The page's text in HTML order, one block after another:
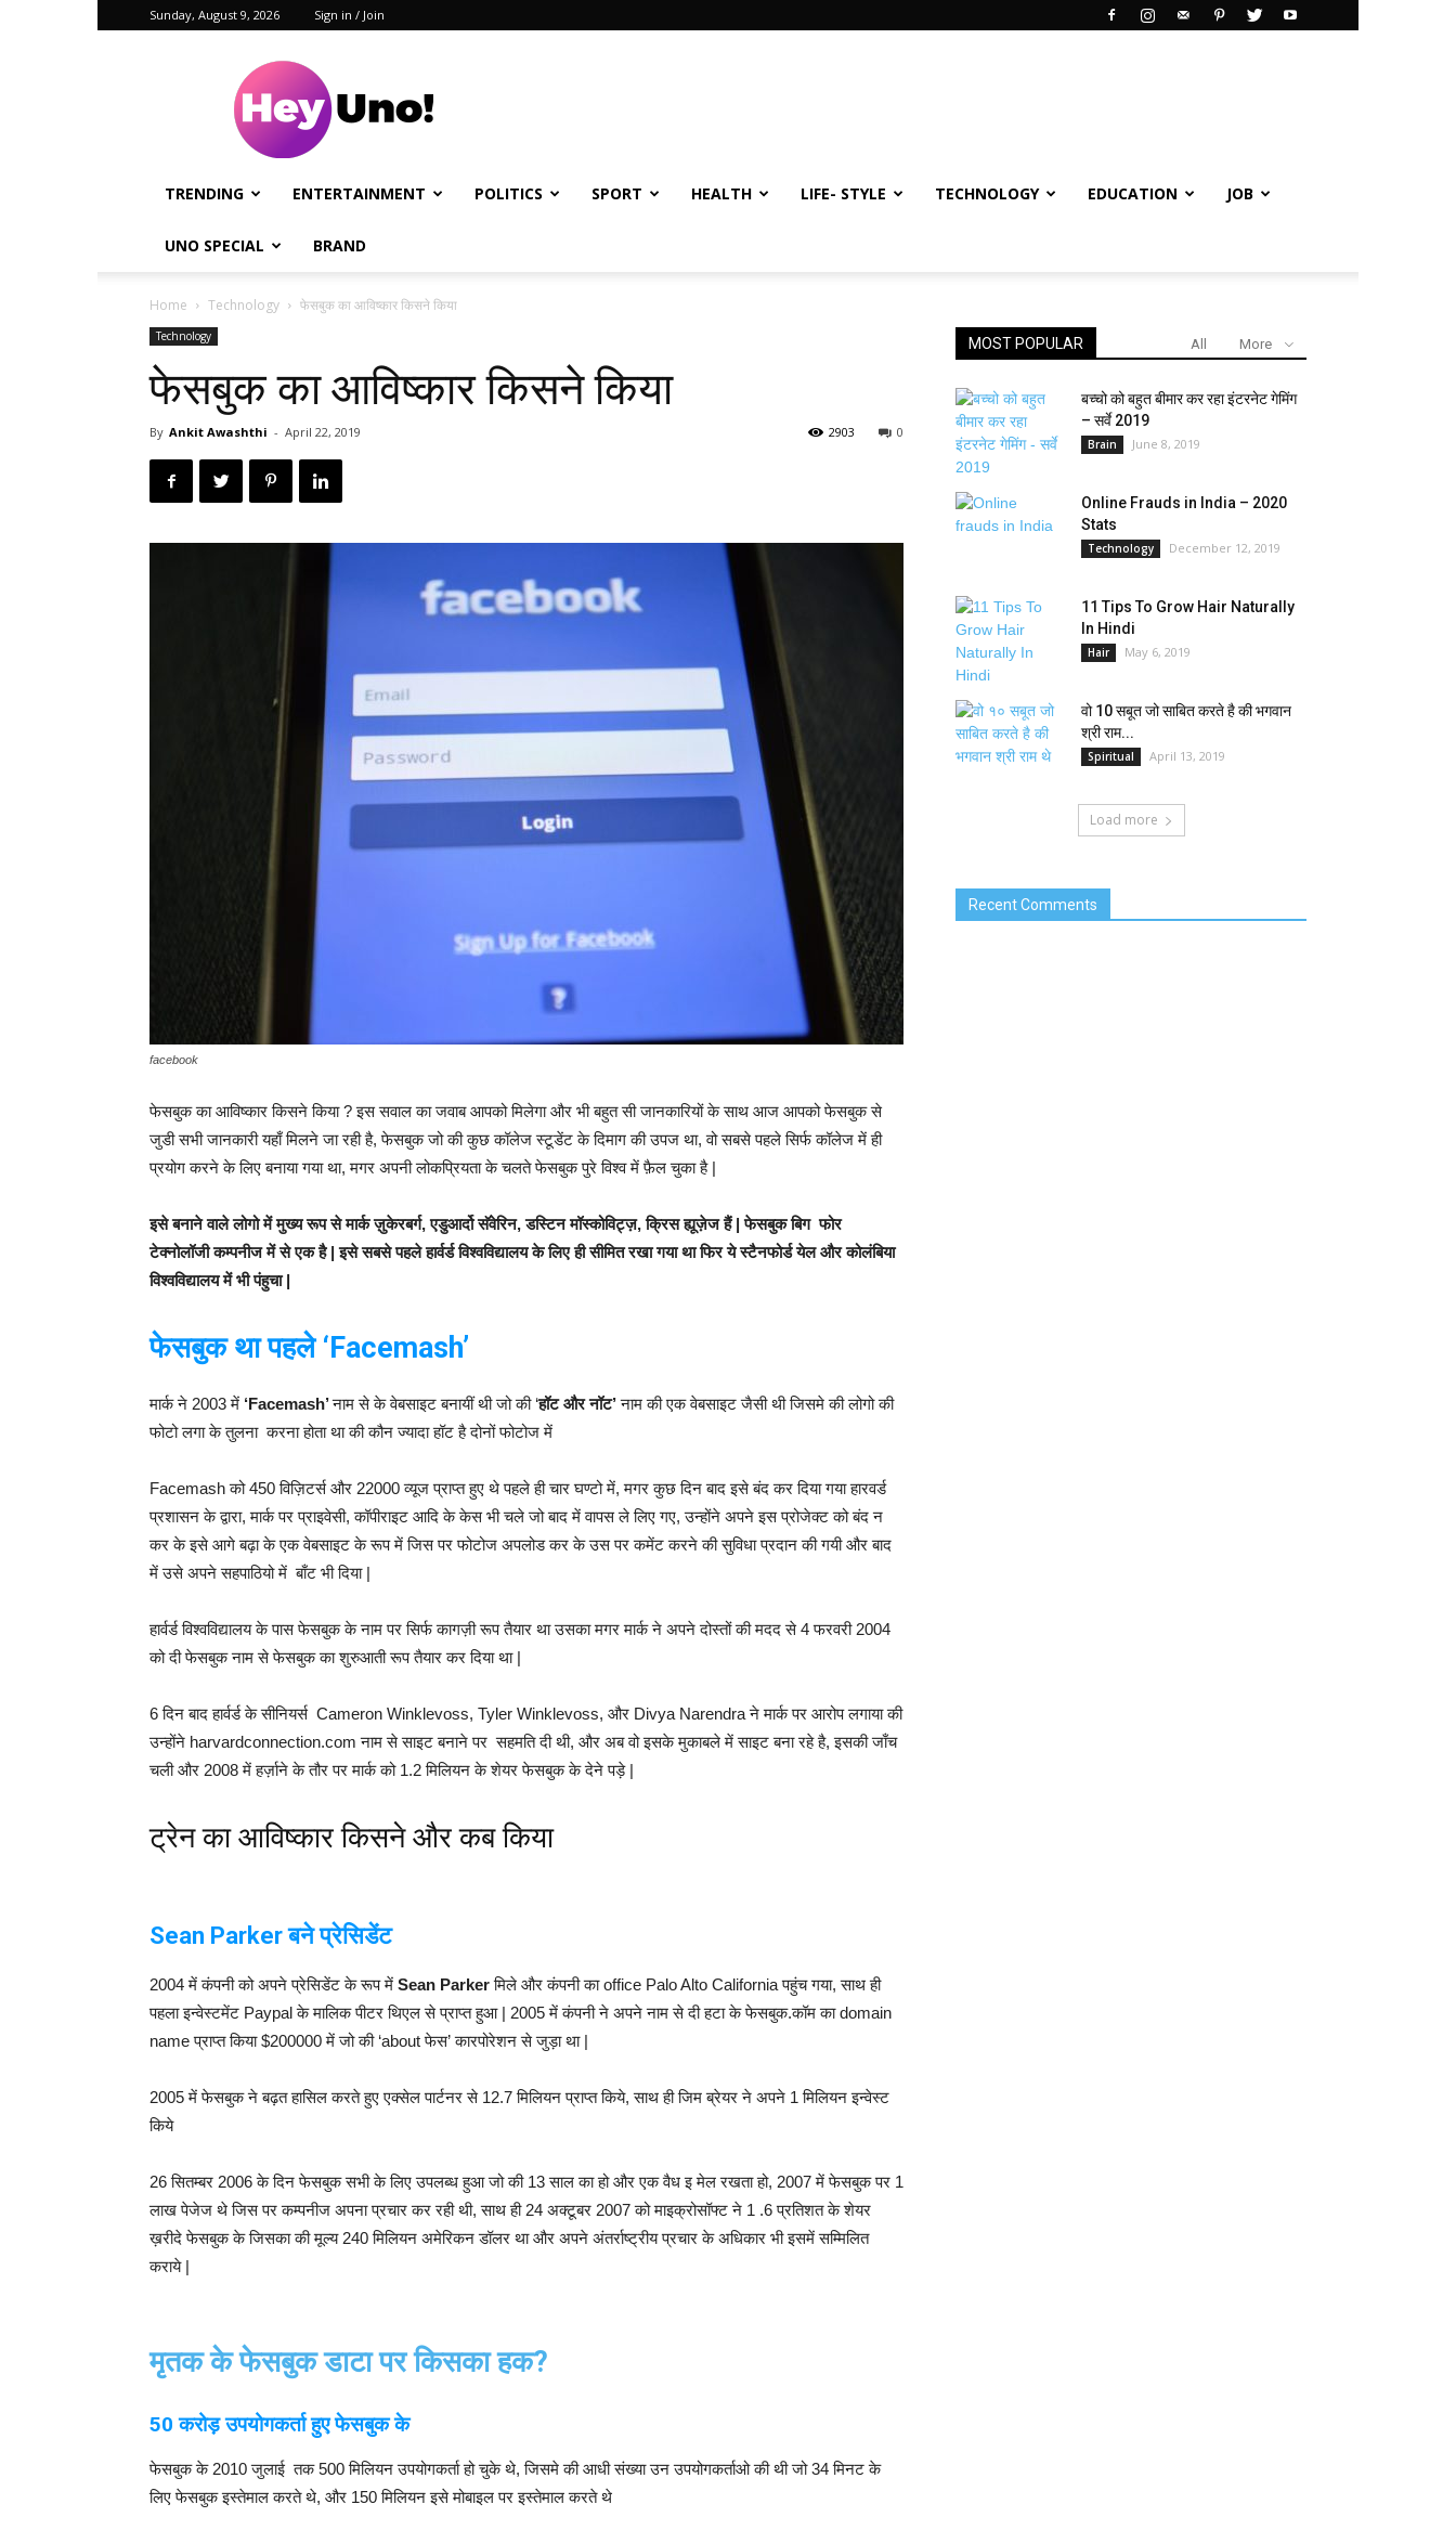
Sunday, August 9, 2026 Sign in / Join
Uno!
TRENDING ENTERTAINMENT POLITICS SPORT HEALTH LIFE- STYLE TECHNOLOGY EDUCATION JOB
UNO SPECIAL BRAND
Home Technology फेसबुक का आविष्कार किसने किया
Technology
फेसबुक का आविष्कार किसने किया
By Ankit Awashthi - April 22, 2019 0
2903
facebook
फेसबुक का आविष्कार किसने किया ? इस सवाल का जवाब आपको मिलेगा और भी बहुत सी जानकारियों के साथ आज आपको फेसबुक से
जुडी सभी जानकारी यहाँ मिलने जा रही है, फेसबुक जो की कुछ कॉलेज स्टूडेंट के दिमाग की उपज था, वो सबसे पहले सिर्फ कॉलेज में ही
प्रयोग करने के लिए बनाया गया था, मगर अपनी लोकप्रियता के चलते फेसबुक पुरे विश्व में फ़ैल चुका है |
इसे बनाने वाले लोगो में मुख्य रूप से मार्क ज़ुकेरबर्ग, एडुआर्दो सॅवेरिन, डस्टिन मॉस्कोविट्ज़, क्रिस ह्यूज़ेज हैं | फेसबुक बिग फोर
टेक्नोलॉजी कम्पनीज में से एक है | इसे सबसे पहले हार्वर्ड विश्वविद्यालय के लिए ही सीमित रखा गया था फिर ये स्टैनफोर्ड येल और कोलंबिया
विश्वविद्यालय में भी पंहुचा |
फेसबुक था पहले ‘Facemash’
मार्क ने 2003 में ‘Facemash’नाम से के वेबसाइट बनायीं थी जो की ‘हॉट और नॉट’नाम की एक वेबसाइट जैसी थी जिसमे की लोगो की
फोटो लगा के तुलना करना होता था की कौन ज्यादा हॉट है दोनों फोटोज में
Facemash को 450 विज़िटर्स और 22000 व्यूज प्राप्त हुए थे पहले ही चार घण्टो में, मगर कुछ दिन बाद इसे बंद कर दिया गया हारवर्ड
प्रशासन के द्वारा, मार्क पर प्राइवेसी, कॉपीराइट आदि के केस भी चले जो बाद में वापस ले लिए गए, उन्होंने अपने इस प्रोजेक्ट को बंद न
कर के इसे आगे बढ़ा के एक वेबसाइट के रूप में जिस पर फोटोज अपलोड कर के उस पर कमेंट करने की सुविधा प्रदान की गयी और बाद
में उसे अपने सहपाठियो में बाँट भी दिया |
हार्वर्ड विश्वविद्यालय के पास फेसबुक के नाम पर सिर्फ कागज़ी रूप तैयार था उसका मगर मार्क ने अपने दोस्तों की मदद से 4 फरवरी 2004
को दी फेसबुक नाम से फेसबुक का शुरुआती रूप तैयार कर दिया था |
6 दिन बाद हार्वर्ड के सीनियर्स Cameron Winklevoss, Tyler Winklevoss, और Divya Narendra ने मार्क पर आरोप लगाया की
उन्होंने harvardconnection.com नाम से साइट बनाने पर सहमति दी थी, और अब वो इसके मुकाबले में साइट बना रहे है, इसकी जाँच
चली और 2008 में हर्ज़ाने के तौर पर मार्क को 1.2 मिलियन के शेयर फेसबुक के देने पड़े |
ट्रेन का आविष्कार किसने और कब किया
Sean Parker बने प्रेसिडेंट
2004 में कंपनी को अपने प्रेसिडेंट के रूप में Sean Parkerमिले और कंपनी का office Palo Alto California पहुंच गया, साथ ही
पहला इन्वेस्टमेंट Paypal के मालिक पीटर थिएल से प्राप्त हुआ | 2005 में कंपनी ने अपने नाम से दी हटा के फेसबुक.कॉम का domain
name प्राप्त किया $200000 में जो की ‘about फेस’ कारपोरेशन से जुड़ा था |
2005 में फेसबुक ने बढ़त हासिल करते हुए एक्सेल पार्टनर से 12.7 मिलियन प्राप्त किये, साथ ही जिम ब्रेयर ने अपने 1 मिलियन इन्वेस्ट
किये
26 सितम्बर 2006 के दिन फेसबुक सभी के लिए उपलब्ध हुआ जो की 13 साल का हो और एक वैध इ मेल रखता हो, 2007 में फेसबुक पर 1
लाख पेजेज थे जिस पर कम्पनीज अपना प्रचार कर रही थी, साथ ही 24 अक्टूबर 2007 को माइक्रोसॉफ्ट ने 1 .6 प्रतिशत के शेयर
ख़रीदे फेसबुक के जिसका की मूल्य 240 मिलियन अमेरिकन डॉलर था और अपने अंतर्राष्ट्रीय प्रचार के अधिकार भी इसमें सम्मिलित
कराये |
मृतक के फेसबुक डाटा पर किसका हक?
50 करोड़ उपयोगकर्ता हुए फेसबुक के
फेसबुक के 2010 जुलाई तक 500 मिलियन उपयोगकर्ता हो चुके थे, जिसमे की आधी संख्या उन उपयोगकर्ताओ की थी जो 34 मिनट के
लिए फेसबुक इस्तेमाल करते थे, और 150 मिलियन इसे मोबाइल पर इस्तेमाल करते थे
MOST POPULAR All More
बच्चो को बहुत बीमार कर रहा इंटरनेट गेमिंग
– सर्वे 2019
Brain June 8, 2019
Online Frauds in India – 2020
Stats
Technology December 12, 2019
11 Tips To Grow Hair Naturally
In Hindi
Hair May 6, 2019
वो 10 सबूत जो साबित करते है की भगवान
श्री राम...
Spiritual April 13, 2019
Load more
Recent Comments